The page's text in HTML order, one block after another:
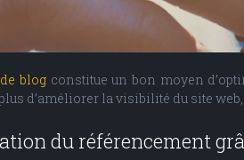
blog constitue un bon moyen
d’améliorer la visibilité du site
du référencement